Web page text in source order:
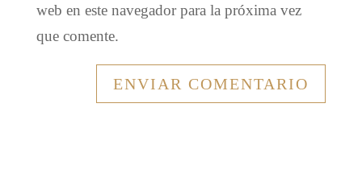
web en este navegador para la próxima vez
que comente.